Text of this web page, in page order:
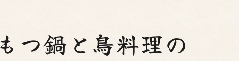
つ鍋と鳥料理の